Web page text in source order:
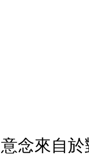
念來自